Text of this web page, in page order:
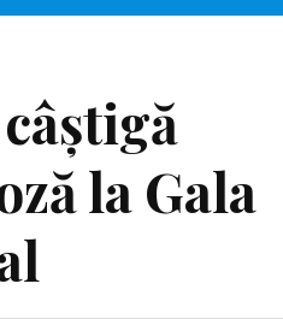
la Gala